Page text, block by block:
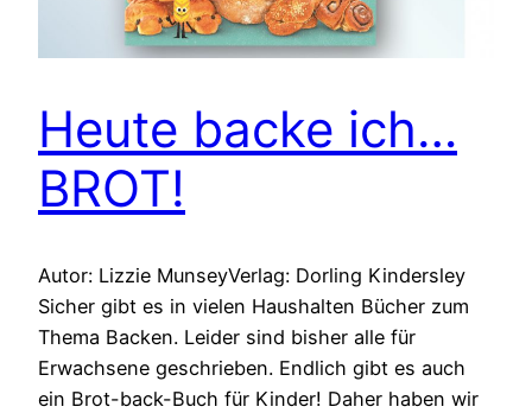
Heute backe ich…
BROT!
Autor: Lizzie MunseyVerlag: Dorling Kindersley
Sicher gibt es in vielen Haushalten Bücher zum
Thema Backen. Leider sind bisher alle für
Erwachsene geschrieben. Endlich gibt es auch
ein Brot-back-Buch für Kinder! Daher haben wir